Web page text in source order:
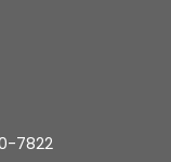
7822